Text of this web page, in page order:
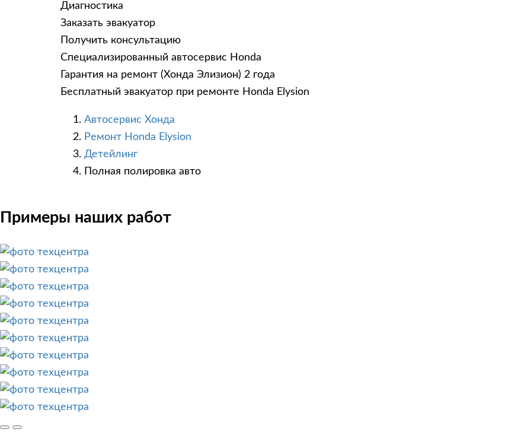
Диагностика
Заказать эвакуатор
Получить консультацию
Специализированный автосервис Honda
Гарантия на ремонт (Хонда Элизион) 2 года
Бесплатный эвакуатор при ремонте Honda Elysion
Автосервис Хонда
Ремонт Honda Elysion
Детейлинг
Полная полировка авто
Примеры наших работ